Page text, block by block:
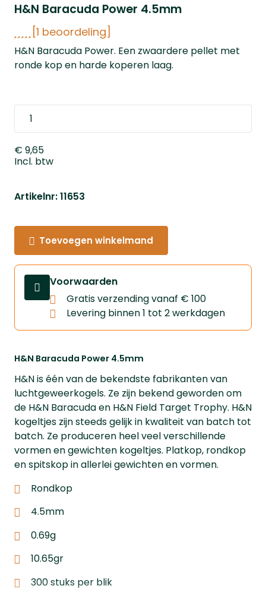
H&N Baracuda Power 4.5mm
H&N is één van de bekendste fabrikanten van
luchtgeweerkogels. Ze zijn bekend geworden om
de H&N Baracuda en H&N Field Target Trophy. H&N
kogeltjes zijn steeds gelijk in kwaliteit van batch tot
batch. Ze produceren heel veel verschillende
vormen en gewichten kogeltjes. Platkop, rondkop
en spitskop in allerlei gewichten en vormen.
Rondkop
4.5mm
0.69g
10.65gr
300 stuks per blik
H&N Baracuda Power 4.5mm
[1 beoordeling]
H&N Baracuda Power. Een zwaardere pellet met
ronde kop en harde koperen laag.
€ 9,65
Incl. btw
Artikelnr: 11653
Toevoegen winkelmand
Voorwaarden
Gratis verzending vanaf € 100
Levering binnen 1 tot 2 werkdagen